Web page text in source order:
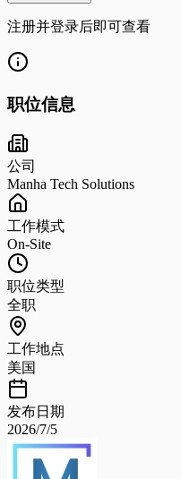
注册并登录后即可查看
职位信息
公司
Manha Tech Solutions
工作模式
On-Site
职位类型
全职
工作地点
美国
发布日期
2026/7/5